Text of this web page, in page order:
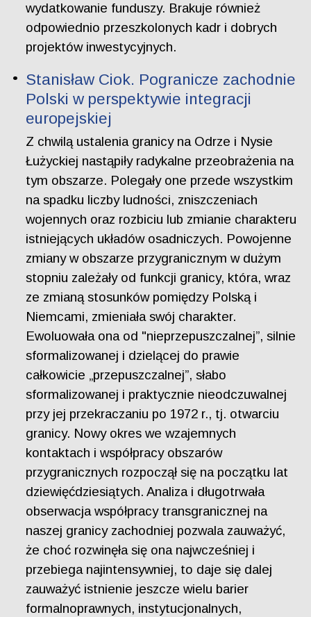
wydatkowanie funduszy. Brakuje również
odpowiednio przeszkolonych kadr i dobrych
projektów inwestycyjnych.
Stanisław Ciok. Pogranicze zachodnie
Polski w perspektywie integracji
europejskiej
Z chwilą ustalenia granicy na Odrze i Nysie
Łużyckiej nastąpiły radykalne przeobrażenia na
tym obszarze. Polegały one przede wszystkim
na spadku liczby ludności, zniszczeniach
wojennych oraz rozbiciu lub zmianie charakteru
istniejących układów osadniczych. Powojenne
zmiany w obszarze przygranicznym w dużym
stopniu zależały od funkcji granicy, która, wraz
ze zmianą stosunków pomiędzy Polską i
Niemcami, zmieniała swój charakter.
Ewoluowała ona od "nieprzepuszczalnej”, silnie
sformalizowanej i dzielącej do prawie
całkowicie „przepuszczalnej”, słabo
sformalizowanej i praktycznie nieodczuwalnej
przy jej przekraczaniu po 1972 r., tj. otwarciu
granicy. Nowy okres we wzajemnych
kontaktach i współpracy obszarów
przygranicznych rozpoczął się na początku lat
dziewięćdziesiątych. Analiza i długotrwała
obserwacja współpracy transgranicznej na
naszej granicy zachodniej pozwala zauważyć,
że choć rozwinęła się ona najwcześniej i
przebiega najintensywniej, to daje się dalej
zauważyć istnienie jeszcze wielu barier
formalnoprawnych, instytucjonalnych,